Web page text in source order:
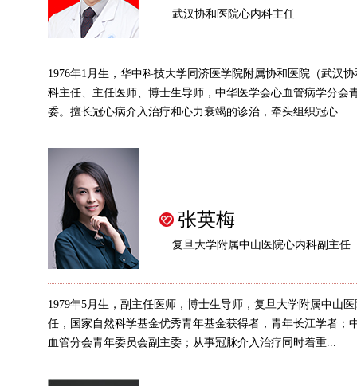
武汉协和医院心内科主任
1976年1月生，华中科技大学同济医学院附属协和医院（武汉
科主任、主任医师、博士生导师，中华医学会心血管病学分会
委。擅长冠心病介入治疗和心力衰竭的诊治，牵头组织冠心...
张英梅
复旦大学附属中山医院心内科副主任
1979年5月生，副主任医师，博士生导师，复旦大学附属中山
任，国家自然科学基金优秀青年基金获得者，青年长江学者；
血管分会青年委员会副主委；从事冠脉介入治疗同时着重...